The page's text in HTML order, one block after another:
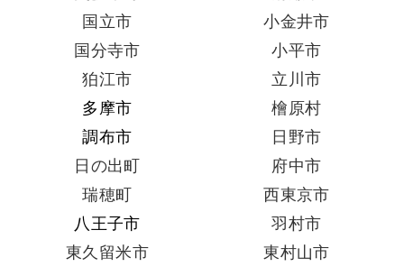
国立市
小金井市
国分寺市
小平市
狛江市
立川市
多摩市
檜原村
調布市
日野市
日の出町
府中市
瑞穂町
西東京市
八王子市
羽村市
東久留米市
東村山市